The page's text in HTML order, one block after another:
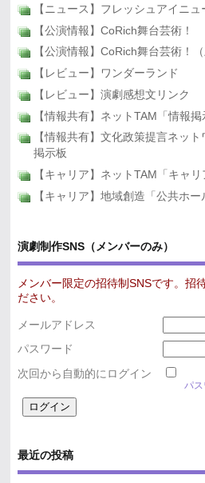
【ニュース】フレッシュアイニュ
【公演情報】CoRich舞台芸術！
【公演情報】CoRich舞台芸術！
【レビュー】ワンダーランド
【レビュー】演劇感想文リンク
【情報共有】ネットTAM「情報掲
【情報共有】文化政策提言ネッ
掲示板
【キャリア】ネットTAM「キャリ
【キャリア】地域創造「公共ホー
演劇制作SNS（メンバーのみ）
メンバー限定の招待制SNSです。招
ださい。
メールアドレス
パスワード
次回から自動的にログイン
パ
最近の投稿